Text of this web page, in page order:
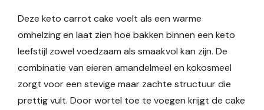
Deze keto carrot cake voelt als een warme
omhelzing en laat zien hoe bakken binnen een keto
leefstijl zowel voedzaam als smaakvol kan zijn. De
combinatie van eieren amandelmeel en kokosmeel
zorgt voor een stevige maar zachte structuur die
prettig vult. Door wortel toe te voegen krijgt de cake